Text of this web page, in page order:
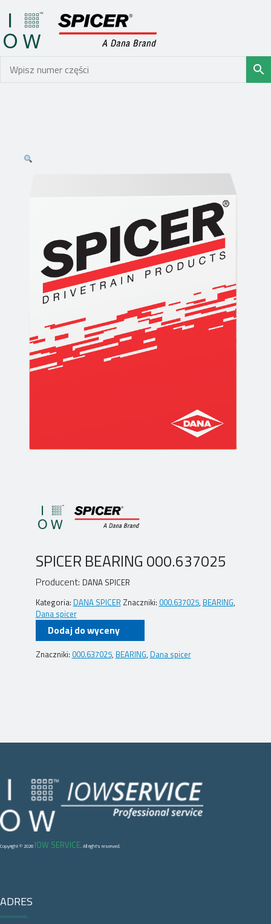
SPICER BEARING 000.637025
Producent: DANA SPICER
Kategoria: DANA SPICER Znaczniki: 000.637025, BEARING,
Dana spicer
Dodaj do wyceny
Znaczniki: 000.637025, BEARING, Dana spicer
Copyright © 2026 IOW SERVICE. All right's reserved.
ADRES